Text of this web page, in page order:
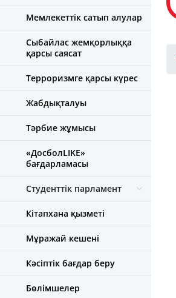
Мемлекеттік сатып алулар
Сыбайлас жемқорлыққа
қарсы саясат
Терроризмге қарсы күрес
Жабдықталуы
Тәрбие жұмысы
«ДосболLIKE»
бағдарламасы
Студенттік парламент
Кітапхана қызметі
Мұражай кешені
Кәсіптік бағдар беру
Бөлімшелер